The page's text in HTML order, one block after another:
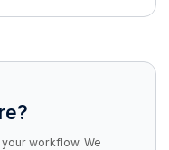
workflow. We